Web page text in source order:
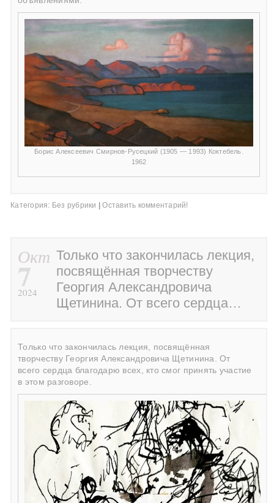
Борис Алексеевич Смирнов-Русецкий (1905 — 1993) Коктебель.
1962
Категория: Без рубрики Оставить комментарий!
Окт
7
2024
Только что закончилась лекция,
посвящённая творчеству
Георгия Александровича
Щетинина. От всего сердца…
Только что закончилась лекция, посвящённая
творчеству Георгия Александровича Щетинина. От
всего сердца благодарю всех, кто смог принять участие
в этом разговоре.